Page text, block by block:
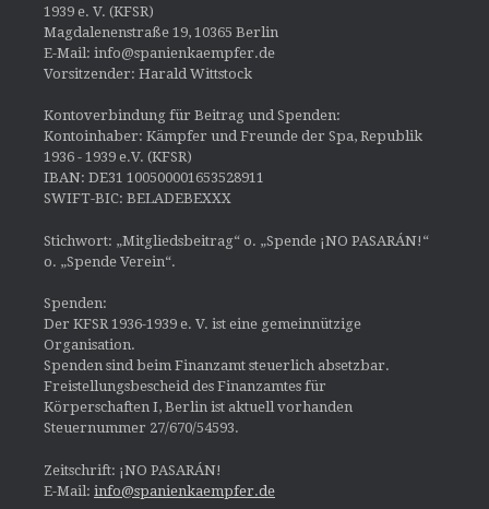
1939 e. V. (KFSR)
Magdalenenstraße 19, 10365 Berlin
E-Mail: info@spanienkaempfer.de
Vorsitzender: Harald Wittstock
Kontoverbindung für Beitrag und Spenden:
Kontoinhaber: Kämpfer und Freunde der Spa, Republik
1936 - 1939 e.V. (KFSR)
IBAN: DE31 100500001653528911
SWIFT-BIC: BELADEBEXXX
Stichwort: „Mitgliedsbeitrag“ o. „Spende ¡NO PASARÁN!“
o. „Spende Verein“.
Spenden:
Der KFSR 1936-1939 e. V. ist eine gemeinnützige
Organisation.
Spenden sind beim Finanzamt steuerlich absetzbar.
Freistellungsbescheid des Finanzamtes für
Körperschaften I, Berlin ist aktuell vorhanden
Steuernummer 27/670/54593.
Zeitschrift: ¡NO PASARÁN!
E-Mail: info@spanienkaempfer.de